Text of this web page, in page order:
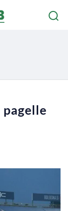
pagelle